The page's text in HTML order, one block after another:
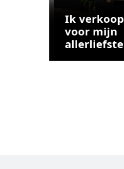
Ik verkoop
voor mijn
allerliefste